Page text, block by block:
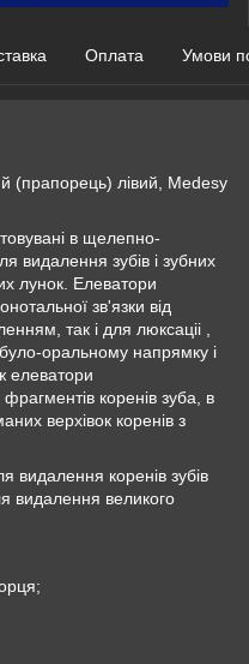
Оплата Умови
(прапорець) лівий, Medesy
в щелепно-
видалення зубів і зубних
лунок. Елеватори
зв'язки від
так і для люксаціі ,
оральному напрямку і
елеватори
коренів зуба, в
верхівок коренів з
видалення коренів зубів
видалення великого